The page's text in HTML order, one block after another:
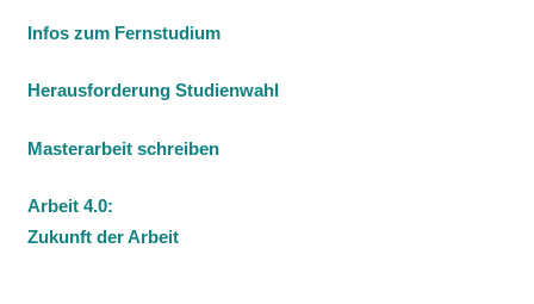
Infos zum Fernstudium
Herausforderung Studienwahl
Masterarbeit schreiben
Arbeit 4.0:
Zukunft der Arbeit